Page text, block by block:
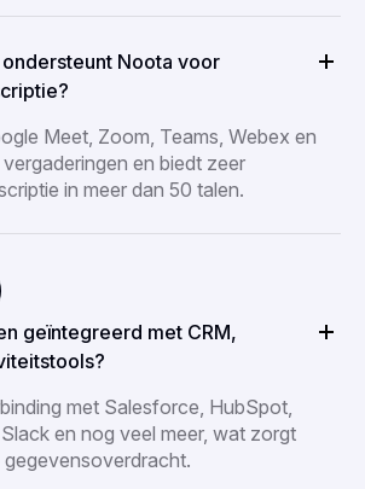
Noota voor
Meet, Zoom, Teams, Webex en
en biedt zeer
in meer dan 50 talen.
geïntegreerd met CRM,
met Salesforce, HubSpot,
en nog veel meer, wat zorgt